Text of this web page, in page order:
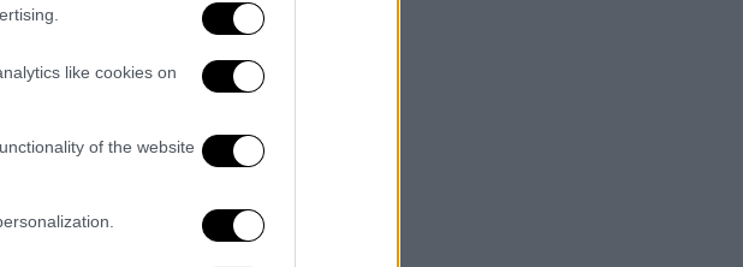
like cookies on
of the website